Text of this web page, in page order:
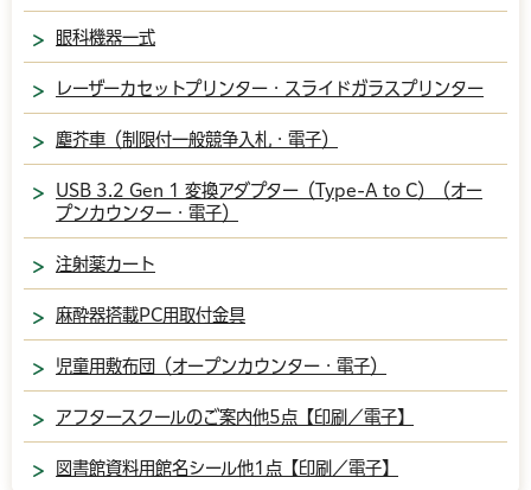
眼科機器一式
レーザーカセットプリンター・スライドガラスプリンター
塵芥車（制限付一般競争入札・電子）
USB 3.2 Gen 1 変換アダプター（Type-A to C）（オー
プンカウンター・電子）
注射薬カート
麻酔器搭載PC用取付金具
児童用敷布団（オープンカウンター・電子）
アフタースクールのご案内他5点【印刷／電子】
図書館資料用館名シール他1点【印刷／電子】